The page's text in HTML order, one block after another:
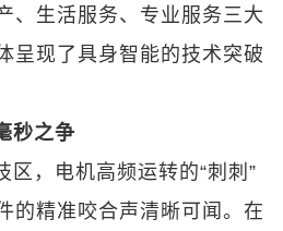
、生活服务、专业服务三大
呈现了具身智能的技术突破
秒之争
区，电机高频运转的“刺刺”
的精准咬合声清晰可闻。在